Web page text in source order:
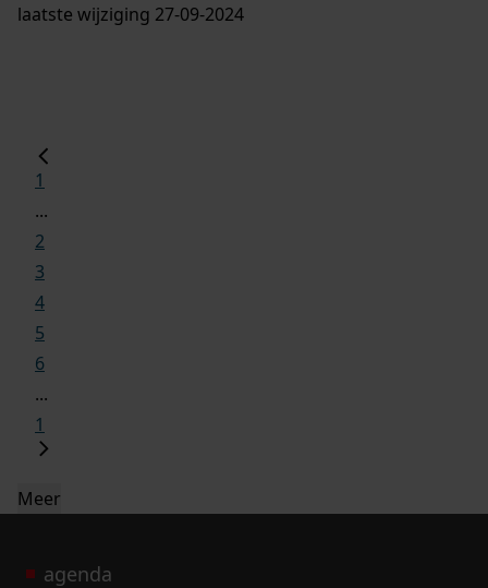
laatste wijziging 27-09-2024
1
...
2
3
4
5
6
...
1
Meer
agenda